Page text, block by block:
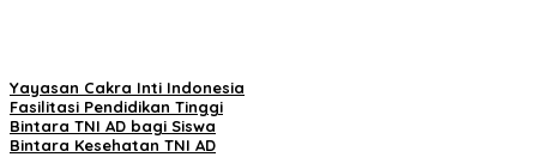
Yayasan Cakra Inti Indonesia
Fasilitasi Pendidikan Tinggi
Bintara TNI AD bagi Siswa
Bintara Kesehatan TNI AD